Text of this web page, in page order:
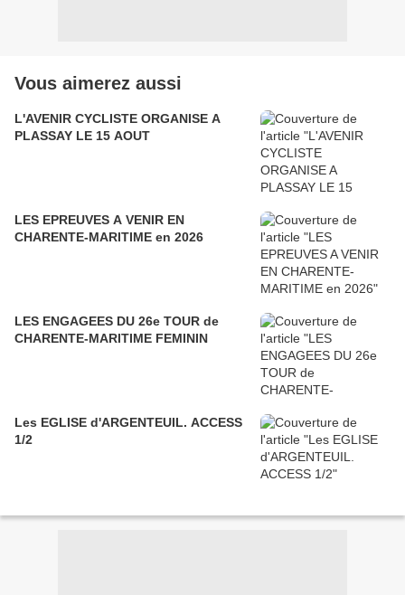
Vous aimerez aussi
L'AVENIR CYCLISTE ORGANISE A
PLASSAY LE 15 AOUT
LES EPREUVES A VENIR EN
CHARENTE-MARITIME en 2026
LES ENGAGEES DU 26e TOUR de
CHARENTE-MARITIME FEMININ
Les EGLISE d'ARGENTEUIL. ACCESS
1/2